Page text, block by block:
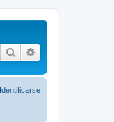
Buscar
Identificarse